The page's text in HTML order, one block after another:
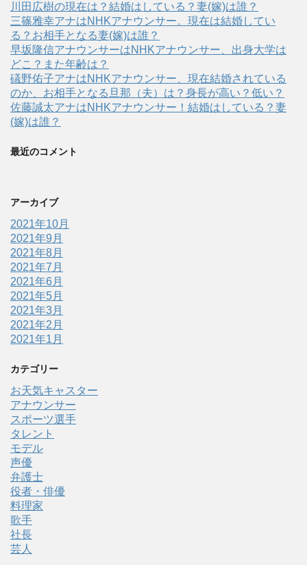
川田広樹の現在は？結婚はしている？妻(嫁)は誰？
三篠雅幸アナはNHKアナウンサー。現在は結婚してい
る？お相手となる妻(嫁)は誰？
早坂隆信アナウンサーはNHKアナウンサー、出身大学は
どこ？また年齢は？
礒野佑子アナはNHKアナウンサー、現在結婚されている
のか、お相手となる旦那（夫）は？身長が高い？低い？
佐藤誠太アナはNHKアナウンサー！結婚はしている？妻
(嫁)は誰？
最近のコメント
アーカイブ
2021年10月
2021年9月
2021年8月
2021年7月
2021年6月
2021年5月
2021年3月
2021年2月
2021年1月
カテゴリー
お天気キャスター
アナウンサー
スポーツ選手
タレント
モデル
声優
弁護士
役者・俳優
料理家
歌手
社長
芸人